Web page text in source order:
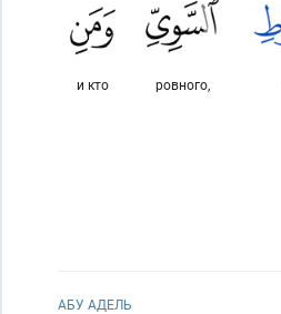
ровного,
и кто
АБУ АДЕЛЬ